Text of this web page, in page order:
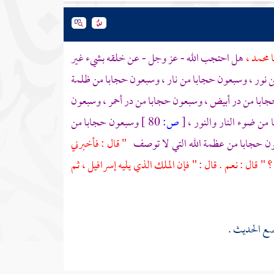
محمد،هل احتجب الله - عز وجل - عن خلقه بشيء غير
نور ، وسبعون حجابا من نار ، وسبعون حجابا من ظلمة
من در أبيض ، وسبعون حجابا من در أحمر ، وسبعون
ضوء النار والنور ،[ص:80 ]
وسبعون حجابا من
حجابا من عظمة الله التي لا توصف " قال : فأخبرني
" قال : نعم . قال : " فإن الملك الذي يليهإسرافيل، ثم
الحديث .